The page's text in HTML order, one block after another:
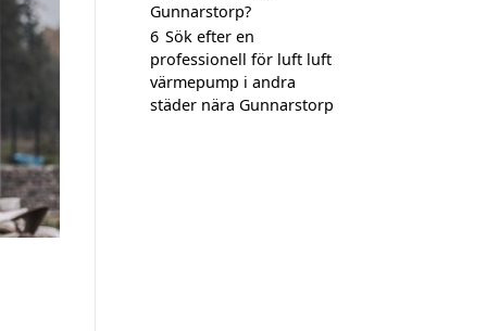
Gunnarstorp?
6 Sök efter en
professionell för luft luft
värmepump i andra
städer nära Gunnarstorp